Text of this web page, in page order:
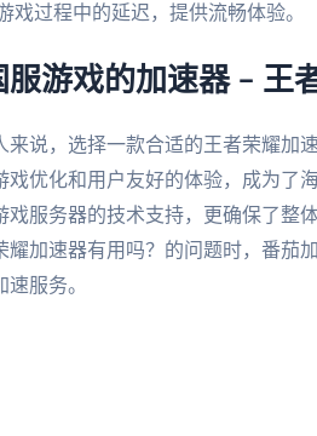
戏过程中的延迟，提供流畅体验。
游戏的加速器 – 王
来说，选择一款合适的王者荣耀加
戏优化和用户友好的体验，成为了
戏服务器的技术支持，更确保了整
耀加速器有用吗？的问题时，番茄
服务。